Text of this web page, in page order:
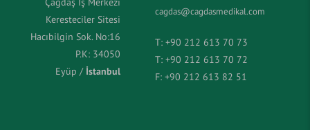
Keresteciler Sitesi
Hacıbilgin Sok. No:16
P.K: 34050
Eyüp / İstanbul
cagdas@cagdasmedikal.com
T: +90 212 613 70 73
T: +90 212 613 70 72
F: +90 212 613 82 51